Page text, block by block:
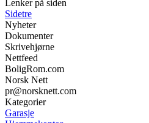
Lenker på siden
Sidetre
Nyheter
Dokumenter
Skrivehjørne
Nettfeed
BoligRom.com
Norsk Nett
pr@norsknett.com
Kategorier
Garasje